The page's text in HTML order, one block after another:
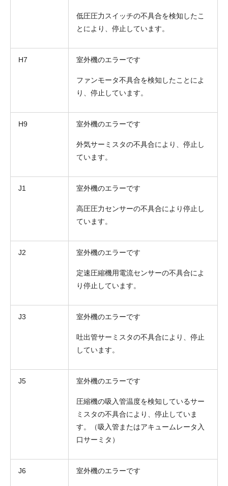
低圧圧力スイッチの不具合を検知したこ
とにより、停止しています。
H7 室外機のエラーです
ファンモータ不具合を検知したことによ
り、停止しています。
H9 室外機のエラーです
外気サーミスタの不具合により、停止し
ています。
J1 室外機のエラーです
高圧圧力センサーの不具合により停止し
ています。
J2 室外機のエラーです
定速圧縮機用電流センサーの不具合によ
り停止しています。
J3 室外機のエラーです
吐出管サーミスタの不具合により、停止
しています。
J5 室外機のエラーです
圧縮機の吸入管温度を検知しているサー
ミスタの不具合により、停止していま
す。（吸入管またはアキュームレータ入
口サーミタ）
J6 室外機のエラーです